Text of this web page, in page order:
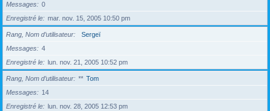
Messages
0
Enregistré le
mar. nov. 15, 2005 10:50 pm
Rang, Nom d’utilisateur
Sergeï
Messages
4
Enregistré le
lun. nov. 21, 2005 10:52 pm
Rang, Nom d’utilisateur ** Tom
Messages
14
Enregistré le
lun. nov. 28, 2005 12:53 pm